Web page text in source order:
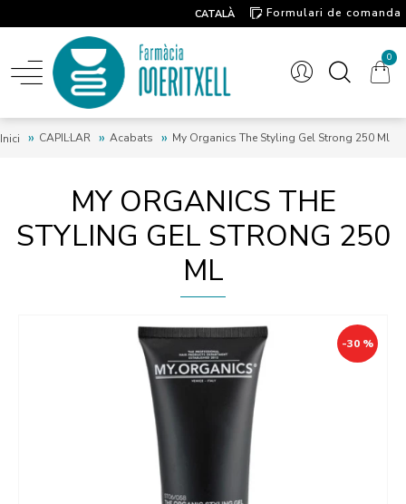
CATALÀ
Formulari de comanda
0
Inici CAPIL·LAR Acabats My Organics The Styling Gel Strong 250 Ml
MY ORGANICS THE
STYLING GEL STRONG 250
ML
-30 %